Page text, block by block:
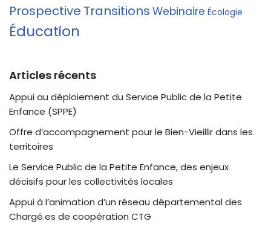
Prospective Transitions Webinaire Écologie
Éducation
Articles récents
Appui au déploiement du Service Public de la Petite
Enfance (SPPE)
Offre d’accompagnement pour le Bien-Vieillir dans les
territoires
Le Service Public de la Petite Enfance, des enjeux
décisifs pour les collectivités locales
Appui à l’animation d’un réseau départemental des
Chargé.es de coopération CTG